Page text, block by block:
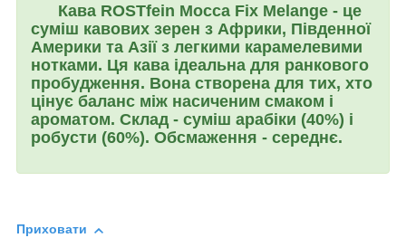
Кава ROSTfein Mocca Fix Melange - це
суміш кавових зерен з Африки, Південної
Америки та Азії з легкими карамелевими
нотками. Ця кава ідеальна для ранкового
пробудження. Вона створена для тих, хто
цінує баланс між насиченим смаком і
ароматом. Склад - суміш арабіки (40%) і
робусти (60%). Обсмаження - середнє.
Приховати